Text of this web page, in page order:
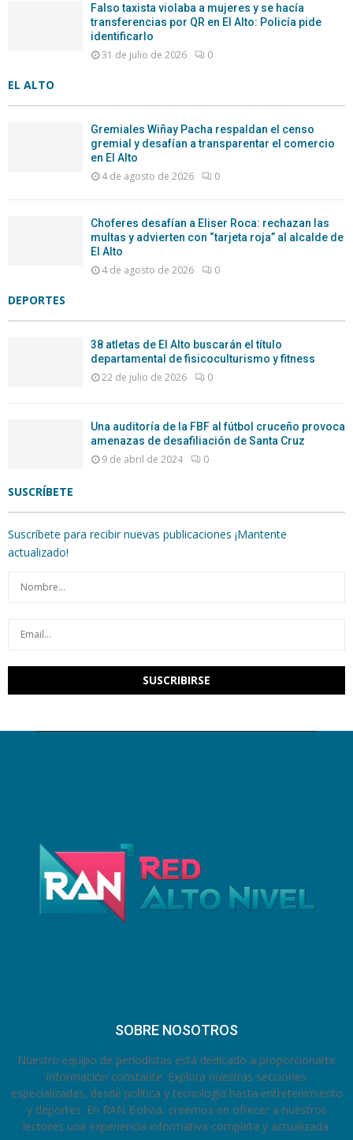
Falso taxista violaba a mujeres y se hacía
transferencias por QR en El Alto: Policía pide
identificarlo
31 de julio de 2026 0
EL ALTO
Gremiales Wiñay Pacha respaldan el censo
gremial y desafían a transparentar el comercio
en El Alto
4 de agosto de 2026 0
Choferes desafían a Eliser Roca: rechazan las
multas y advierten con “tarjeta roja” al alcalde de
El Alto
4 de agosto de 2026 0
DEPORTES
38 atletas de El Alto buscarán el título
departamental de fisicoculturismo y fitness
22 de julio de 2026 0
Una auditoría de la FBF al fútbol cruceño provoca
amenazas de desafiliación de Santa Cruz
9 de abril de 2024 0
SUSCRÍBETE
Suscríbete para recibir nuevas publicaciones ¡Mantente
actualizado!
SOBRE NOSOTROS
Nuestro equipo de periodistas está dedicado a proporcionarte
información constante. Explora nuestras secciones
especializadas, desde política y tecnología hasta entretenimiento
y deportes. En RAN Bolivia, creemos en ofrecer a nuestros
lectores una experiencia informativa completa y actualizada.